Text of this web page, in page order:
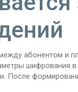
абонентом и
шифрования
После